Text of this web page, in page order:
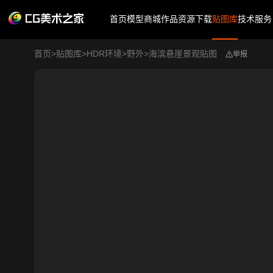
首页模型商城作品资源下载贴图库技术服务
首页>贴图库>HDR环境>野外>海滨悬崖景观贴图 举报